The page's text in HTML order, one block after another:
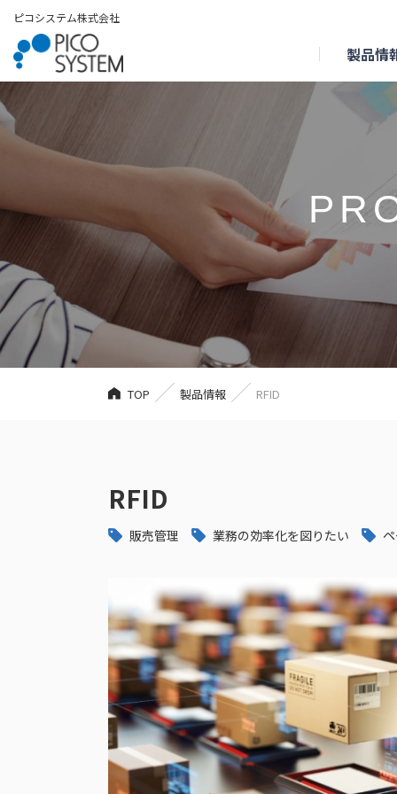
ピコシステム株式会社
製品情
TOP 製品情報 RFID
RFID
販売管理 業務の効率化を図りたい